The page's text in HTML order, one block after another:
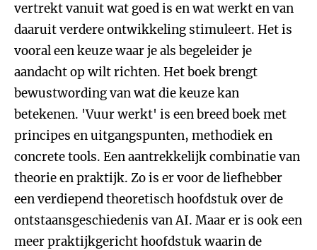
vertrekt vanuit wat goed is en wat werkt en van
daaruit verdere ontwikkeling stimuleert. Het is
vooral een keuze waar je als begeleider je
aandacht op wilt richten. Het boek brengt
bewustwording van wat die keuze kan
betekenen. 'Vuur werkt' is een breed boek met
principes en uitgangspunten, methodiek en
concrete tools. Een aantrekkelijk combinatie van
theorie en praktijk. Zo is er voor de liefhebber
een verdiepend theoretisch hoofdstuk over de
ontstaansgeschiedenis van AI. Maar er is ook een
meer praktijkgericht hoofdstuk waarin de